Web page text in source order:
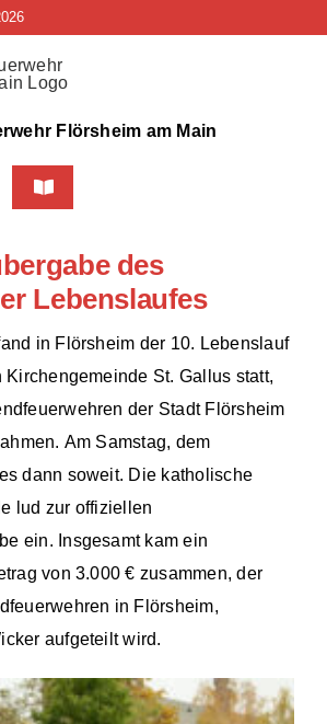
Flörsheim am Main
Toggle
Navigation
des
Lebenslaufes
in Flörsheim der 10. Lebenslauf
St. Gallus statt,
der Stadt Flörsheim
Am Samstag, dem
dann soweit. Die katholische
lud zur offiziellen
ein. Insgesamt kam ein
von 3.000 € zusammen, der
in Flörsheim,
aufgeteilt wird.